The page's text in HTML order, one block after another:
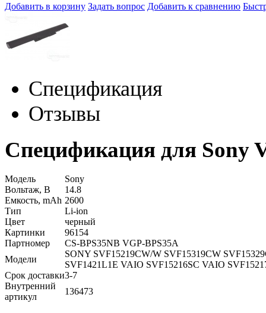
Добавить в корзину Задать вопрос Добавить к сравнению
Спецификация
Отзывы
Спецификация для Sony
Модель
Sony
Вольтаж, В
14.8
Емкость, mAh 2600
Тип
Li-ion
Цвет
черный
Картинки
96154
Партномер
CS-BPS35NB VGP-BPS35A
Модели
SONY SVF15219CW/W SVF15319CW
SVF1421L1E VAIO SVF15216SC VAIO
Срок доставки3-7
Внутренний
артикул
136473